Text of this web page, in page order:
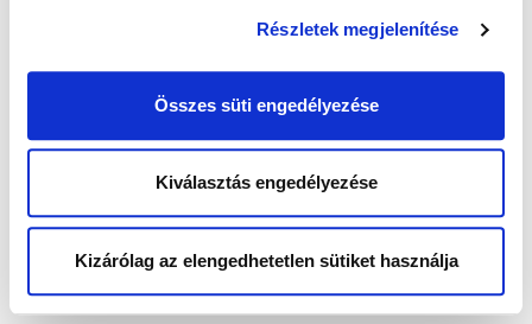
Részletek megjelenítése
Összes süti engedélyezése
Kiválasztás engedélyezése
Kizárólag az elengedhetetlen sütiket használja